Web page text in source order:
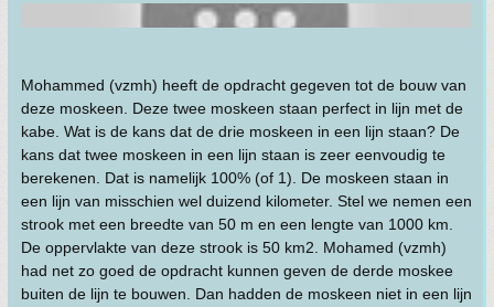
Mohammed (vzmh) heeft de opdracht gegeven tot de bouw van
deze moskeen. Deze twee moskeen staan perfect in lijn met de
kabe. Wat is de kans dat de drie moskeen in een lijn staan? De
kans dat twee moskeen in een lijn staan is zeer eenvoudig te
berekenen. Dat is namelijk 100% (of 1). De moskeen staan in
een lijn van misschien wel duizend kilometer. Stel we nemen een
strook met een breedte van 50 m en een lengte van 1000 km.
De oppervlakte van deze strook is 50 km2. Mohamed (vzmh)
had net zo goed de opdracht kunnen geven de derde moskee
buiten de lijn te bouwen. Dan hadden de moskeen niet in een lijn